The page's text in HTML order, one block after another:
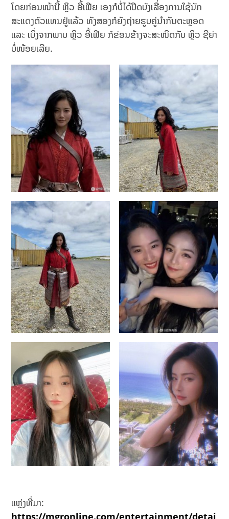
ໂດຍກ່ອນໜ້ານີ້ ຫຼິວ ອີ້ເຟີຍ ເອງກໍບໍ່ໄດ້ປິດບັງເລື່ອງການໃຊ້ນັກ
ສະແດງຕົວແທນຢູ່ແລ້ວ ທັງສອງກໍຍັງຖ່າຍຮູບຄູ່ນຳກັນຕະຫຼອດ
ແລະ ເບິ່ງຈາກພາບ ຫຼິວ ອີ້ເຟີຍ ກໍຂ່ອນຂ້າງຈະສະໜິດກັບ ຫຼິວ ຊີຍ່າ
ບໍ່ໜ້ອຍເລີຍ.
ແຫຼ່ງທີ່ມາ:
https://mgronline.com/entertainment/detai